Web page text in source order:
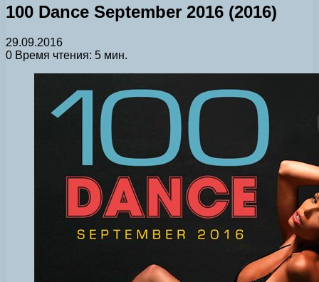
100 Dance September 2016 (2016)
29.09.2016
0 Время чтения: 5 мин.